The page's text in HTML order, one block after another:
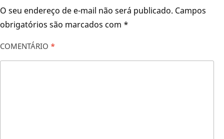
O seu endereço de e-mail não será publicado. Campos
obrigatórios são marcados com *
COMENTÁRIO *